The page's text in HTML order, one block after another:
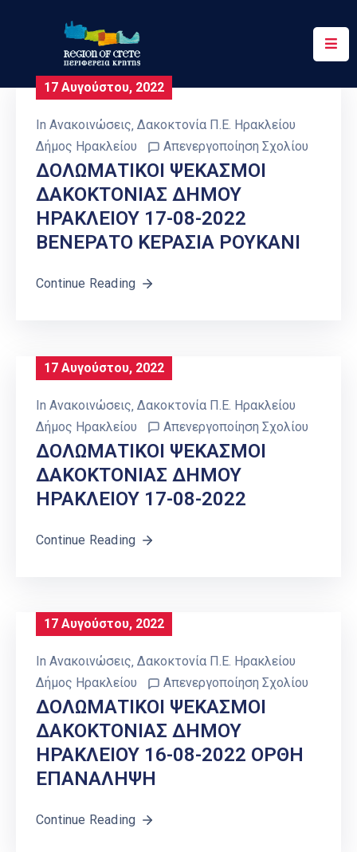
Περιφέρεια
Έργα
Δράσεις
Ψηφιακές
Υπηρεσίες
17 Αυγούστου, 2022
In Ανακοινώσεις‚ Δακοκτονία Π.Ε. Ηρακλείου
Δήμος Ηρακλείου
Απενεργοποίηση Σχολίου
ΔΟΛΩΜΑΤΙΚΟΙ ΨΕΚΑΣΜΟΙ
ΔΑΚΟΚΤΟΝΙΑΣ ΔΗΜΟΥ
ΗΡΑΚΛΕΙΟΥ 17-08-2022
ΒΕΝΕΡΑΤΟ ΚΕΡΑΣΙΑ ΡΟΥΚΑΝΙ
Continue Reading
17 Αυγούστου, 2022
In Ανακοινώσεις Δακοκτονία Π.Ε. Ηρακλείου
Δήμος Ηρακλείου
Απενεργοποίηση Σχολίου
ΔΟΛΩΜΑΤΙΚΟΙ ΨΕΚΑΣΜΟΙ
ΔΑΚΟΚΤΟΝΙΑΣ ΔΗΜΟΥ
ΗΡΑΚΛΕΙΟΥ 17-08-2022
Continue Reading
17 Αυγούστου, 2022
In Ανακοινώσεις‚ Δακοκτονία Π.Ε. Ηρακλείου
Δήμος Ηρακλείου
Απενεργοποίηση Σχολίου
ΔΟΛΩΜΑΤΙΚΟΙ ΨΕΚΑΣΜΟΙ
ΔΑΚΟΚΤΟΝΙΑΣ ΔΗΜΟΥ
ΗΡΑΚΛΕΙΟΥ 16-08-2022 ΟΡΘΗ
ΕΠΑΝΑΛΗΨΗ
Continue Reading